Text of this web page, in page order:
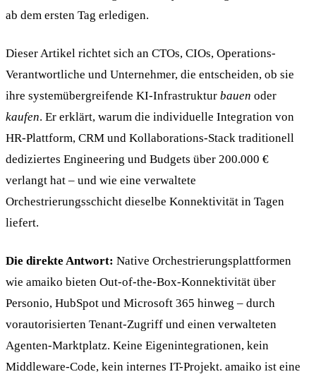
ab dem ersten Tag erledigen.
Dieser Artikel richtet sich an CTOs, CIOs, Operations-
Verantwortliche und Unternehmer, die entscheiden, ob sie
ihre systemübergreifende KI-Infrastruktur bauen oder
kaufen. Er erklärt, warum die individuelle Integration von
HR-Plattform, CRM und Kollaborations-Stack traditionell
dediziertes Engineering und Budgets über 200.000 €
verlangt hat – und wie eine verwaltete
Orchestrierungsschicht dieselbe Konnektivität in Tagen
liefert.
Die direkte Antwort: Native Orchestrierungsplattformen
wie amaiko bieten Out-of-the-Box-Konnektivität über
Personio, HubSpot und Microsoft 365 hinweg – durch
vorautorisierten Tenant-Zugriff und einen verwalteten
Agenten-Marktplatz. Keine Eigenintegrationen, kein
Middleware-Code, kein internes IT-Projekt. amaiko ist eine